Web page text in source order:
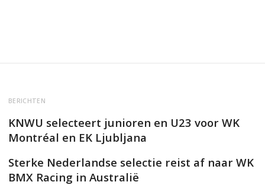
BERICHTEN
KNWU selecteert junioren en U23 voor WK
Montréal en EK Ljubljana
Sterke Nederlandse selectie reist af naar WK
BMX Racing in Australië